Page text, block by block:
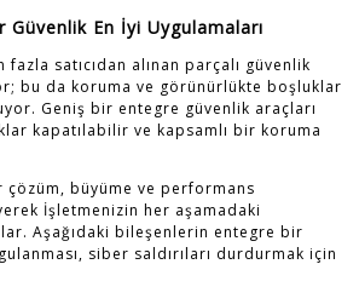
En İyi Uygulamaları
satıcıdan alınan parçalı güvenlik
bu da koruma ve görünürlükte boşluklar
Geniş bir entegre güvenlik araçları
kapatılabilir ve kapsamlı bir koruma
çözüm, büyüme ve performans
İşletmenizin her aşamadaki
Aşağıdaki bileşenlerin entegre bir
siber saldırıları durdurmak için